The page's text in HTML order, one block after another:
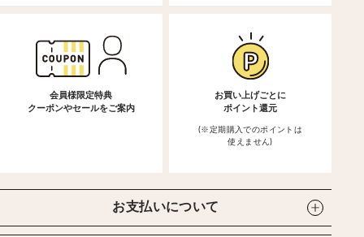
会員様限定特典
クーポンやセールをご案内
お買い上げごとに
ポイント還元
(※定期購入でのポイントは
使えません)
お支払いについて